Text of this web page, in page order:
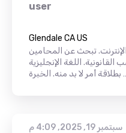
user
Glendale CA US
تبحث عن المحامين
اللغة الإنجليزية
الخبرة …
سبتمبر 19, 2025, 4:09 م